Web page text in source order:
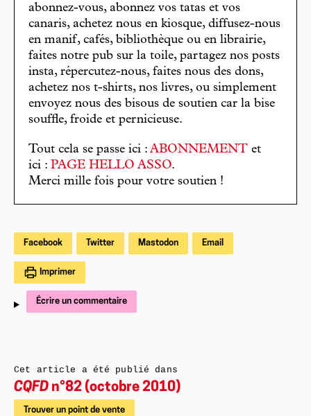
abonnez-vous, abonnez vos tatas et vos
canaris, achetez nous en kiosque, diffusez-nous
en manif, cafés, bibliothèque ou en librairie,
faites notre pub sur la toile, partagez nos posts
insta, répercutez-nous, faites nous des dons,
achetez nos t-shirts, nos livres, ou simplement
envoyez nous des bisous de soutien car la bise
souffle, froide et pernicieuse.
Tout cela se passe ici : ABONNEMENT et
ici : PAGE HELLO ASSO.
Merci mille fois pour votre soutien !
Facebook Twitter Mastodon Email
Imprimer
Écrire un commentaire
Cet article a été publié dans
CQFD n°82 (octobre 2010)
Trouver un point de vente